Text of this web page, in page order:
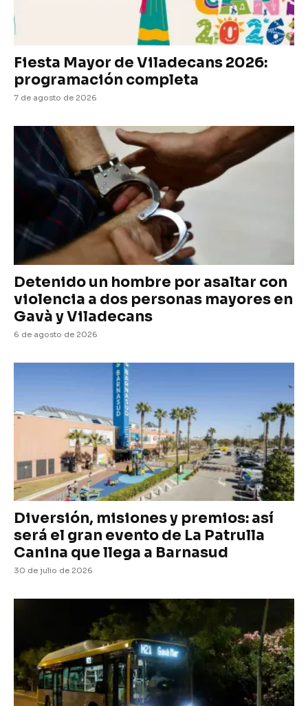
Fiesta Mayor de Viladecans 2026:
programación completa
7 de agosto de 2026
Detenido un hombre por asaltar con
violencia a dos personas mayores en
Gavà y Viladecans
6 de agosto de 2026
Diversión, misiones y premios: así
será el gran evento de La Patrulla
Canina que llega a Barnasud
30 de julio de 2026